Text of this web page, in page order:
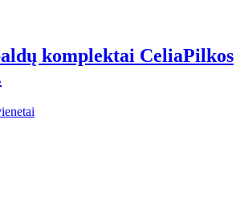
komplektai CeliaPilkos